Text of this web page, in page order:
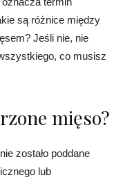
są różnice między
Jeśli nie, nie
co musisz
mięso?
zostało poddane
lub